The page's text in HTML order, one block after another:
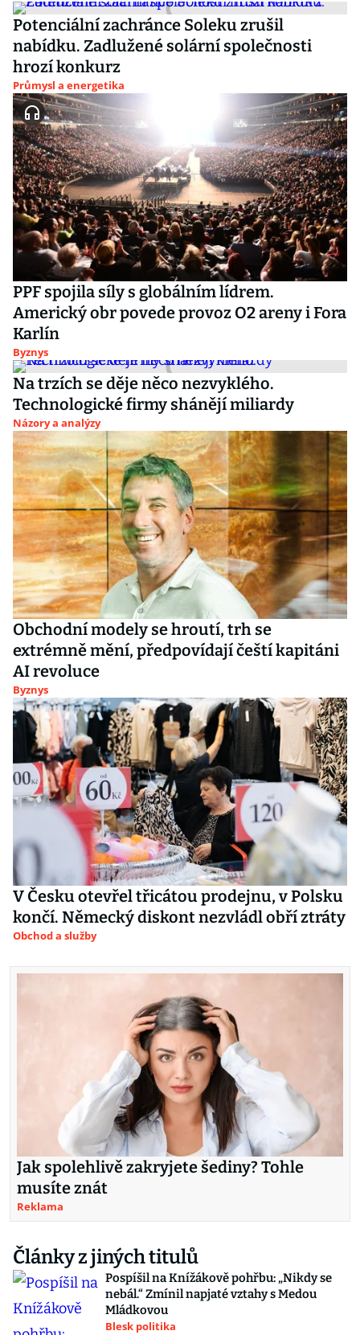
Potenciální zachránce Soleku zrušil
nabídku. Zadlužené solární společnosti
hrozí konkurz
Průmysl a energetika
PPF spojila síly s globálním lídrem.
Americký obr povede provoz O2 areny i Fora
Karlín
Byznys
Na trzích se děje něco nezvyklého.
Technologické firmy shánějí miliardy
Názory a analýzy
Obchodní modely se hroutí, trh se
extrémně mění, předpovídají čeští kapitáni
AI revoluce
Byznys
V Česku otevřel třicátou prodejnu, v Polsku
končí. Německý diskont nezvládl obří ztráty
Obchod a služby
Jak spolehlivě zakryjete šediny? Tohle
musíte znát
Reklama
Články z jiných titulů
Pospíšil na Knížákově pohřbu: „Nikdy se
nebál.“ Zmínil napjaté vztahy s Medou
Mládkovou
Blesk politika